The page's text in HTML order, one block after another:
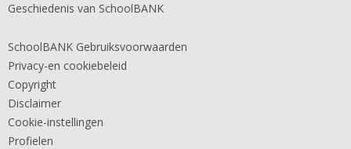
Geschiedenis van SchoolBANK
SchoolBANK Gebruiksvoorwaarden
Privacy-en cookiebeleid
Copyright
Disclaimer
Cookie-instellingen
Profielen